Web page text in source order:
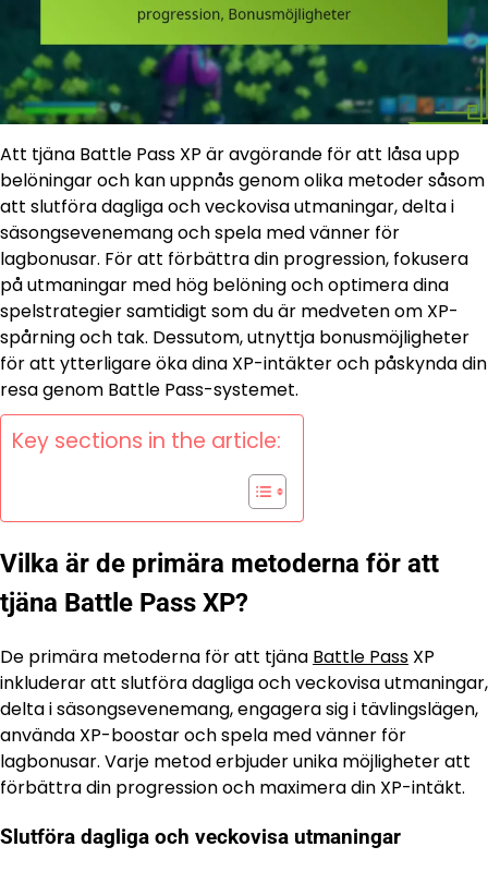
Att tjäna Battle Pass XP är avgörande för att låsa upp
belöningar och kan uppnås genom olika metoder såsom
att slutföra dagliga och veckovisa utmaningar, delta i
säsongsevenemang och spela med vänner för
lagbonusar. För att förbättra din progression, fokusera
på utmaningar med hög belöning och optimera dina
spelstrategier samtidigt som du är medveten om XP-
spårning och tak. Dessutom, utnyttja bonusmöjligheter
för att ytterligare öka dina XP-intäkter och påskynda din
resa genom Battle Pass-systemet.
Key sections in the article:
Vilka är de primära metoderna för att
tjäna Battle Pass XP?
De primära metoderna för att tjäna Battle Pass XP
inkluderar att slutföra dagliga och veckovisa utmaningar,
delta i säsongsevenemang, engagera sig i tävlingslägen,
använda XP-boostar och spela med vänner för
lagbonusar. Varje metod erbjuder unika möjligheter att
förbättra din progression och maximera din XP-intäkt.
Slutföra dagliga och veckovisa utmaningar